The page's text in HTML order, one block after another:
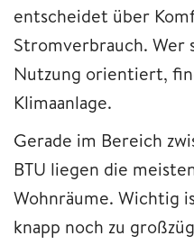
entscheidet über
Stromverbrauch. Wer
Nutzung orientiert,
Klimaanlage.
Gerade im Bereich
BTU liegen die
Wohnräume. Wichtig
knapp noch zu